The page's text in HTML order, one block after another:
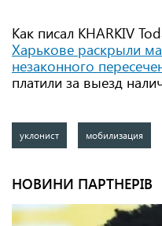
Как писал KHARKIV
Харькове раскрыли
незаконного
платили за выезд
уклонист мобилизация